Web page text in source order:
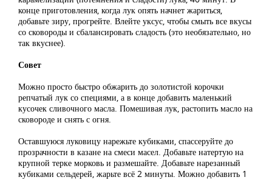
конце приготовления, когда лук опять начнет жариться,
добавьте зиру, прогрейте. Влейте уксус, чтобы смыть все вкусы
со сковороды и сбалансировать сладость (это необязательно, но
так вкуснее).
Совет
Можно просто быстро обжарить до золотистой корочки
репчатый лук со специями, а в конце добавить маленький
кусочек сливочного масла. Помешивая лук, растопить масло на
сковороде и снять с огня.
Оставшуюся луковицу нарежьте кубиками, спассеруйте до
прозрачности в казане на смеси масел. Добавьте натертую на
крупной терке морковь и размешайте. Добавьте нарезанный
кубиками сельдерей, жарьте всё 2 минуты. Можно добавить 1